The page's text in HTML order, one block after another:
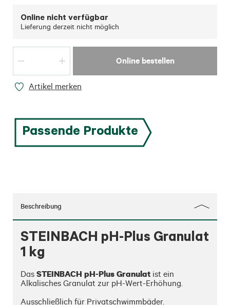
Online nicht verfügbar
Lieferung derzeit nicht möglich
Online bestellen
Artikel merken
Passende Produkte
Beschreibung
STEINBACH pH-Plus Granulat
1 kg
Das STEINBACH pH-Plus Granulat ist ein
Alkalisches Granulat zur pH-Wert-Erhöhung.
Ausschließlich für Privatschwimmbäder.